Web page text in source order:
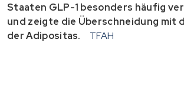
Staaten GLP-1 besonders häufig
und zeigte die Überschneidung mit
der Adipositas.
TFAH